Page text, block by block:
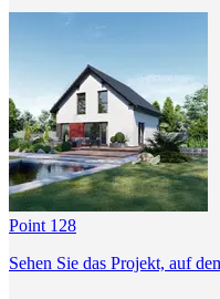
Point 128
Sehen Sie das Projekt, auf